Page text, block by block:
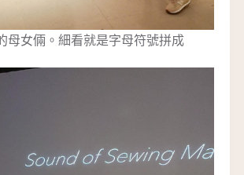
母女倆。細看就是字母符號拼成